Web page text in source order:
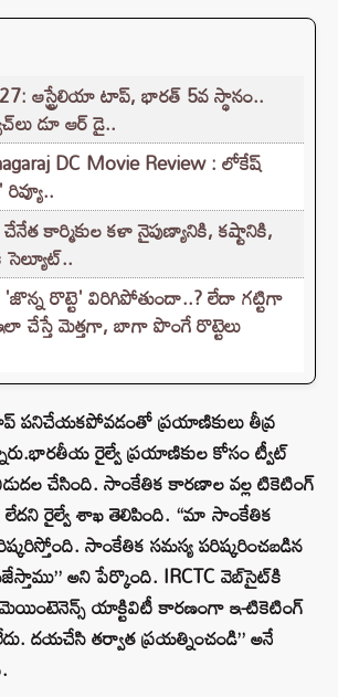
ఆస్ట్రేలియా టాప్, భారత్ 5వ స్థానం..
డూ ఆర్ డై..
DC Movie Review : లోకేష్
కార్మికుల కళా నైపుణ్యానికి, కష్టానికి,
రొట్టె' విరిగిపోతుందా..? లేదా గట్టిగా
చేస్తే మెత్తగా, బాగా పొంగే రొట్టెలు
ప్రయాణికులు తీవ్ర
రైల్వే ప్రయాణికుల కోసం ట్వీట్
చేసింది. సాంకేతిక కారణాల వల్ల టికెటింగ్
లేదని రైల్వే శాఖ తెలిపింది. “మా సాంకేతిక
సాంకేతిక సమస్య పరిష్కరించబడిన
అని పేర్కొంది. IRCTC వెబ్‌సైట్‌కి
యాక్టివిటీ కారణంగా ఇ-టికెటింగ్
దయచేసి తర్వాత ప్రయత్నించండి” అనే